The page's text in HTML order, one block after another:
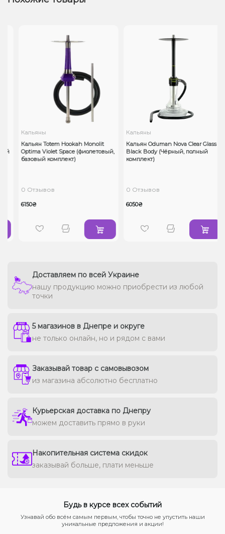
Кальяны
Кальян Totem Hookah Monolit
Optima Violet Space (фиолетовый,
базовый комплект)
0 Отзывов
6150₴
Кальяны
Кальян Oduman Nova Clear Glass
Black Body (Чёрный, полный
комплект)
0 Отзывов
6050₴
Доставляем по всей Украине
нашу продукцию можно приобрести из любой
точки
5 магазинов в Днепре и округе
не только онлайн, но и рядом с вами
Заказывай товар с самовывозом
из магазина абсолютно бесплатно
Курьерская доставка по Днепру
можем доставить прямо в руки
Накопительная система скидок
заказывай больше, плати меньше
Будь в курсе всех событий
Узнавай обо всём самым первым, чтобы точно не упустить наши
уникальные предложения и акции!